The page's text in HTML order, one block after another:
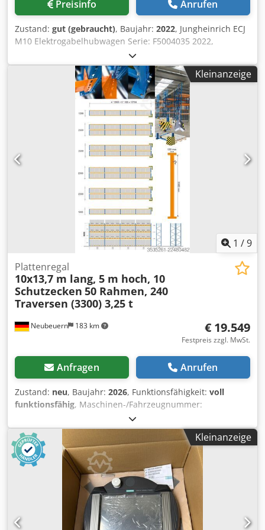
Rechtshänder geeignet. • Zustand: Die Maschine ist
und sofort einsatzbereit. Hinweis: Verkauf erfolgt
ausschließlich ohne Garantie, Gewährleistung oder
Preisinfo Anrufen
Zustand: gut (gebraucht), Baujahr: 2022, Jungheinrich ECJ
M10 Elektrogabelhubwagen Serie: F5004035 2022,
Elektrogabelhubwagen, max. Hubhöhe 1540mm,
Gabellänge 1150mm, fahrbar, 1Ph zum Laden
Dedpsulibfefx Aiwekr
Kleinanzeige
1 /9
Neubeuern 183 km
Plattenregal
10x13,7 m lang, 5 m hoch, 10
Schutzecken 50 Rahmen, 240
Traversen (3300) 3,25 t
€ 19.549
Festpreis zzgl. MwSt.
Anfragen Anrufen
Zustand: neu, Baujahr: 2026, Funktionsfähigkeit: voll
funktionsfähig, Maschinen-/Fahrzeugnummer:
, Tragfähigkeit pro Lagerabschnitt:
3.250 kg, Gesamtlänge:137.000 mm, Belastung pro
Fachwerkträgerpaar (max.):3.250 kg, Anzahl der
Regalreihen:10, Rahmenhöhe:
, Lichte Weite:
3.300 mm
, Rahmenbreite: 1.100 mm, Regalhöhe:
, Regallänge: 137.000 mm, Trägerlänge:
Einzel-Reihen Palettenregale + 4 Doppel-Reihen
Palettenregale je 13,7 m Länge, 5 m hoch, 1,1 m Tiefe, je 4
Felder, 3,3 m breit, je 3 Traversen-Ebenen, Fachlast 3250
Kleinanzeige